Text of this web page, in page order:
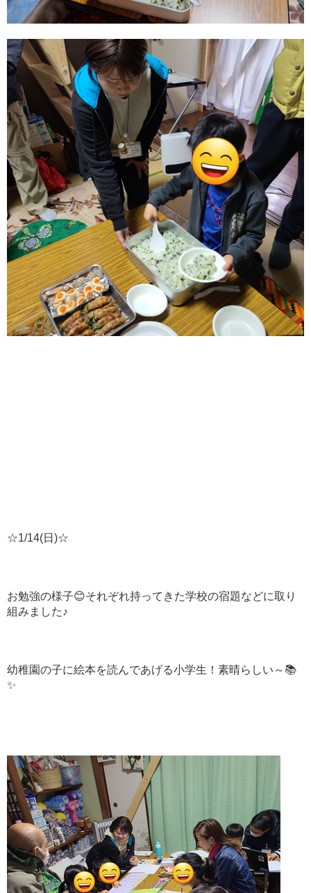
☆1/14(日)☆
お勉強の様子😊それぞれ持ってきた学校の宿題などに取り
組みました♪
幼稚園の子に絵本を読んであげる小学生！素晴らしい～📚
✨